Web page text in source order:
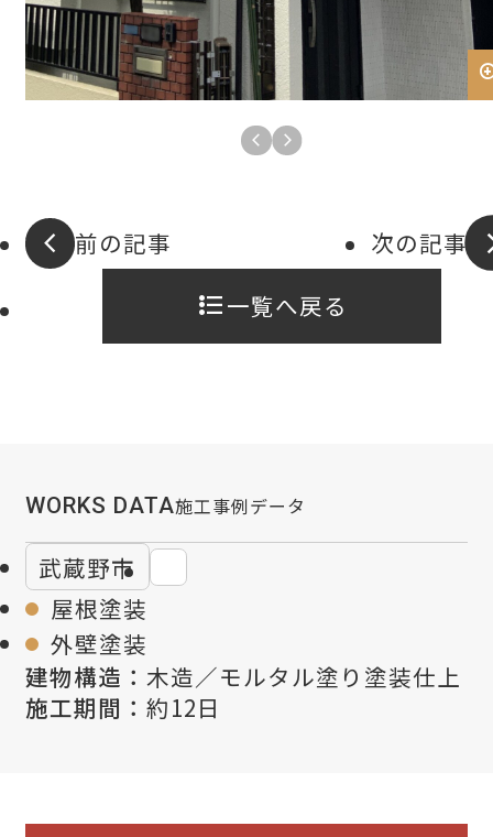
前の記事
次の記事
一覧へ戻る
WORKS DATA施工事例データ
武蔵野市
屋根塗装
外壁塗装
建物構造： 木造／モルタル塗り塗装仕上
施工期間： 約12日